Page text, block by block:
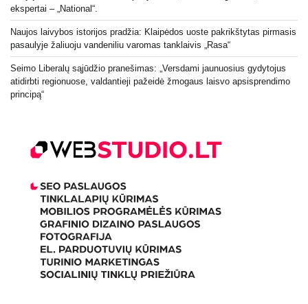
ekspertai – „National“.
Naujos laivybos istorijos pradžia: Klaipėdos uoste pakrikštytas pirmasis
pasaulyje žaliuoju vandeniliu varomas tanklaivis „Rasa“
Seimo Liberalų sąjūdžio pranešimas: „Versdami jaunuosius gydytojus
atidirbti regionuose, valdantieji pažeidė žmogaus laisvo apsisprendimo
principą“